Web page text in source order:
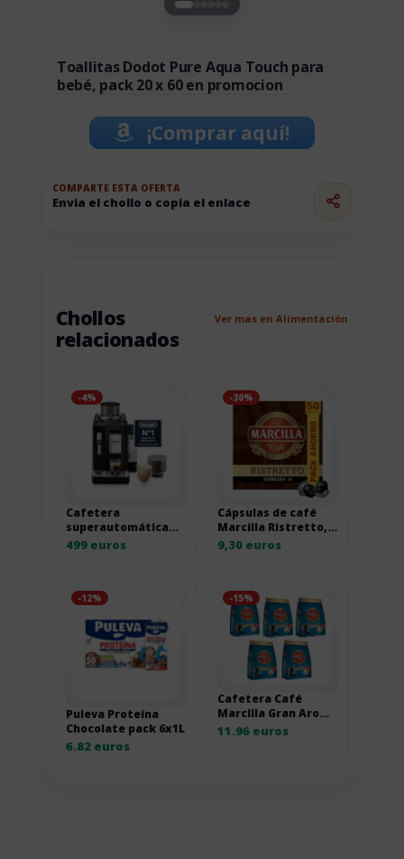
Toallitas Dodot Pure Aqua Touch para
bebé, pack 20 x 60 en promocion
¡Comprar aquí!
COMPARTE ESTA OFERTA
Envia el chollo o copia el enlace
Chollos
relacionados
Ver mas en Alimentación
-4%
Cafetera
superautomática
De’Longhi Rivelia
499 euros
-30%
Cápsulas de café
Marcilla Ristretto,
pack ahorro 2 por
18,60 euros
9,30 euros
-12%
Puleva Proteína
Chocolate pack 6x1L
6.82 euros
-15%
Cafetera Café
Marcilla Gran Aroma
Descafeinado, pack
11.96 euros